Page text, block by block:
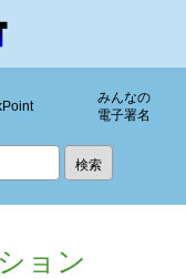
みんなの
電子署名
ョン